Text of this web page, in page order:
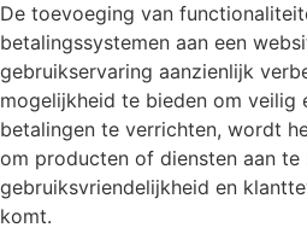
De toevoeging van
betalingssystemen aan een
gebruikservaring aanzienlijk
mogelijkheid te bieden om veilig
betalingen te verrichten, wordt
om producten of diensten aan
gebruiksvriendelijkheid en
komt.